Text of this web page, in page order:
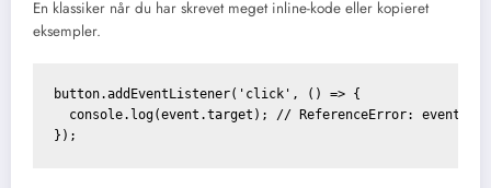
En klassiker når du har skrevet meget inline-kode eller kopieret
eksempler.
button.addEventListener('click', () => {
console.log(event.target); // ReferenceError: event is
});